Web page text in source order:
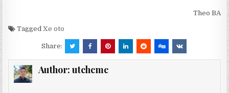
Theo BA
TaggedXe oto
Share:
Author: utchcmc